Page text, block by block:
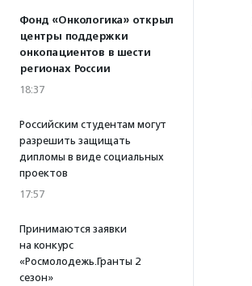
Фонд «Онкологика» открыл
центры поддержки
онкопациентов в шести
регионах России
18:37
Российским студентам могут
разрешить защищать
дипломы в виде социальных
проектов
17:57
Принимаются заявки
на конкурс
«Росмолодежь.Гранты 2
сезон»